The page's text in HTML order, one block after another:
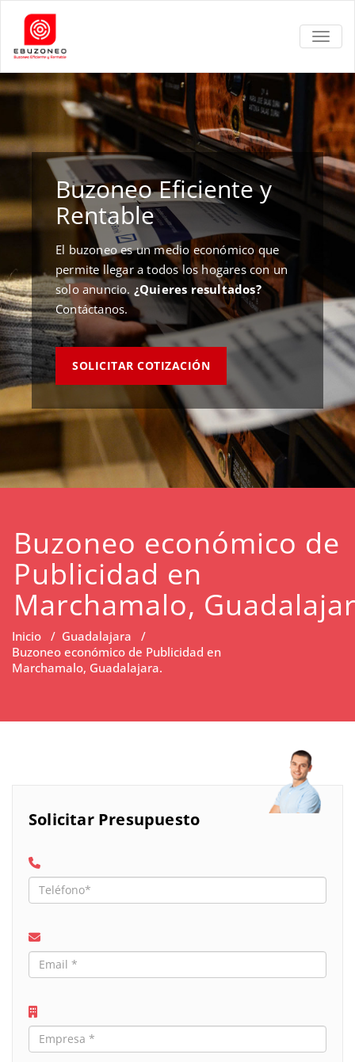
Buzoneo Eficiente y
Rentable
El buzoneo es un medio económico que
permite llegar a todos los hogares con un
solo anuncio. ¿Quieres resultados?
Contáctanos.
SOLICITAR COTIZACIÓN
Buzoneo económico de
Publicidad en
Marchamalo,
Inicio / Guadalajara /
Buzoneo económico de Publicidad en
Marchamalo, Guadalajara.
Solicitar Presupuesto